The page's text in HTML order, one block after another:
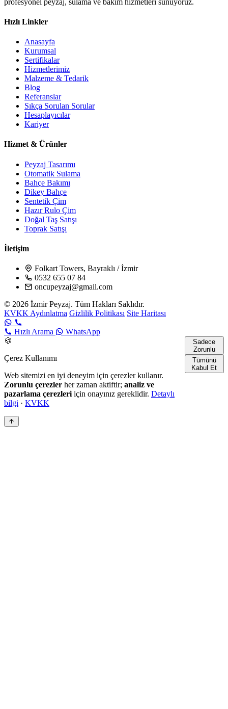
Hızlı Linkler
Anasayfa
Kurumsal
Sertifikalar
Hizmetlerimiz
Malzeme & Tedarik
Blog
Referanslar
Sıkça Sorulan Sorular
Hesaplayıcılar
Kariyer
Hizmet & Ürünler
Peyzaj Tasarımı
Otomatik Sulama
Bahçe Bakımı
Dikey Bahçe
Sentetik Çim
Hazır Rulo Çim
Doğal Taş Satışı
Toprak Satışı
İletişim
Folkart Towers, Bayraklı / İzmir
0532 655 07 84
oncupeyzaj@gmail.com
© 2026 İzmir Peyzaj. Tüm Hakları Saklıdır.
KVKK Aydınlatma Gizlilik Politikası Site Haritası
Hızlı Arama
WhatsApp
🍪
Çerez Kullanımı
Web sitemizi en iyi deneyim için çerezler kullanır.
Zorunlu çerezler her zaman aktiftir; analiz ve
pazarlama çerezleri için onayınız gereklidir. Detaylı
bilgi · KVKK
Sadece
Zorunlu
Tümünü
Kabul Et